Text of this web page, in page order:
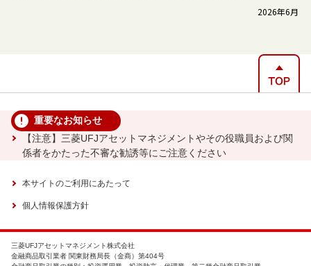
2026年6月
重要なお知らせ
【注意】三菱UFJアセットマネジメントやその役職員および関
係者をかたった不審な勧誘等にご注意ください
本サイトのご利用にあたって
個人情報保護方針
三菱UFJアセットマネジメント株式会社
金融商品取引業者 関東財務局長（金商）第404号